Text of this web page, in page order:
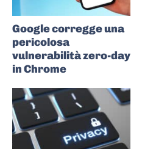
Google corregge una
pericolosa
vulnerabilità zero-day
in Chrome